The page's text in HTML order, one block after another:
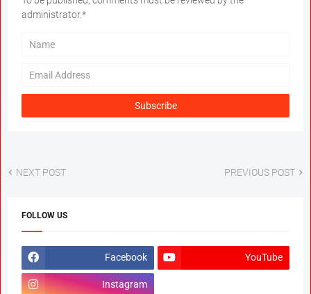
administrator.*
NEXT POST PREVIOUS POST
FOLLOW US
Facebook YouTube
Instagram